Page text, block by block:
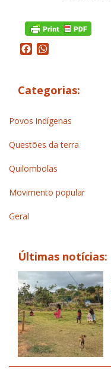
Facebook
Categorias:
Povos indígenas
Questões da terra
Quilombolas
Movimento popular
Geral
Últimas notícias: